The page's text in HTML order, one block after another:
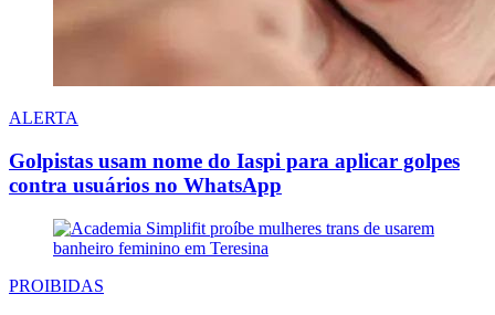
ALERTA
Golpistas usam nome do Iaspi para aplicar golpes
contra usuários no WhatsApp
PROIBIDAS